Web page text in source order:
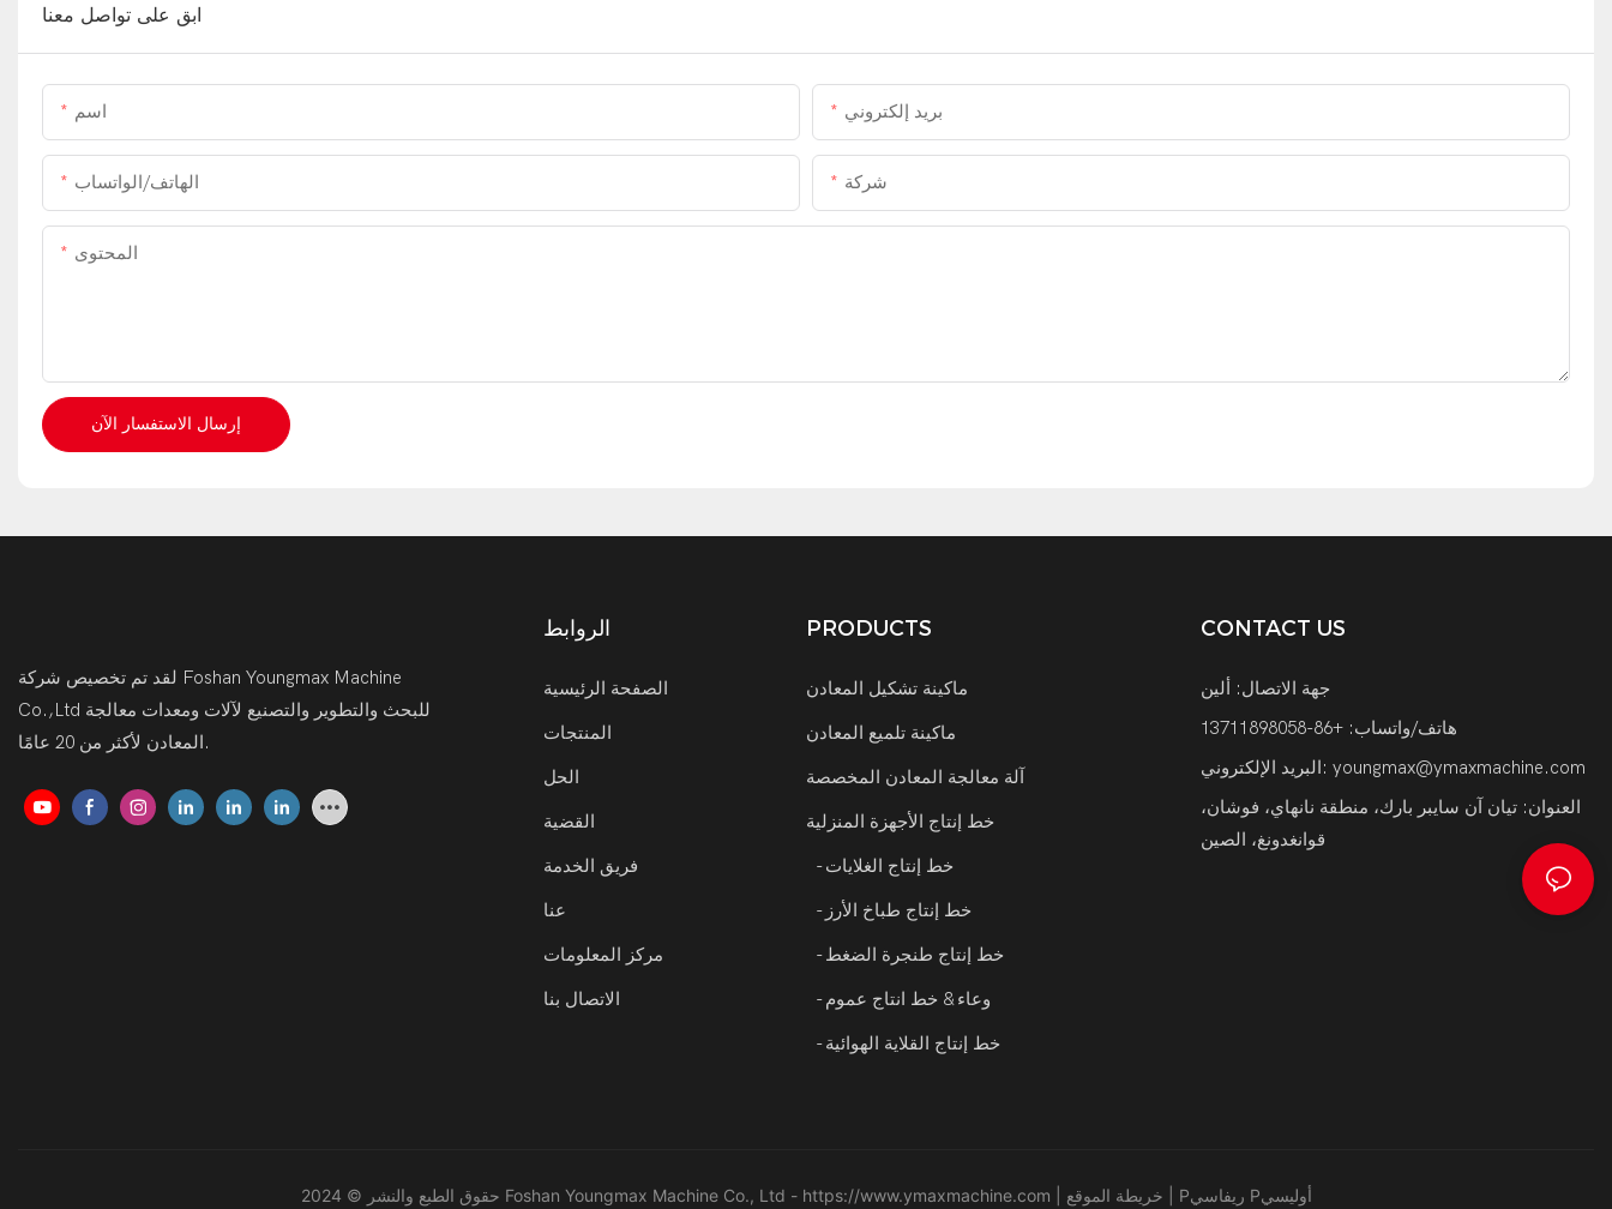
ابق على تواصل معنا
اسم بريد إلكتروني
الهاتف/الواتساب شركة
المحتوى
إرسال الاستفسار الآن
لقد تم تخصيص شركة Foshan Youngmax Machine
Co.,Ltd للبحث والتطوير والتصنيع لآلات ومعدات معالجة
المعادن لأكثر من 20 عامًا.
الروابط
الصفحة الرئيسية
المنتجات
الحل
القضية
فريق الخدمة
عنا
مركز المعلومات
الاتصال بنا
PRODUCTS
ماكينة تشكيل المعادن
ماكينة تلميع المعادن
آلة معالجة المعادن المخصصة
خط إنتاج الأجهزة المنزلية
- خط إنتاج الغلايات
- خط إنتاج طباخ الأرز
- خط إنتاج طنجرة الضغط
- وعاء & خط انتاج عموم
- خط إنتاج القلاية الهوائية
CONTACT US
جهة الاتصال: ألين
هاتف/واتساب: +86-13711898058
البريد الإلكتروني: youngmax@ymaxmachine.com
العنوان: تيان آن سايبر بارك، منطقة نانهاي، فوشان،
قوانغدونغ، الصين
حقوق الطبع والنشر © 2024 Foshan Youngmax Machine Co., Ltd - https://www.ymaxmachine.com Pريفاسي Pأوليسي